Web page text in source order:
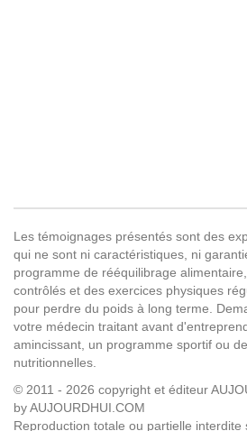
Les témoignages présentés sont des
qui ne sont ni caractéristiques, ni
programme de rééquilibrage
contrôlés et des exercices physiques
pour perdre du poids à long terme.
votre médecin traitant avant
amincissant, un programme sportif ou
nutritionnelles.
© 2011 - 2026 copyright et éditeur
by AUJOURDHUI.COM
Reproduction totale ou partielle interdite